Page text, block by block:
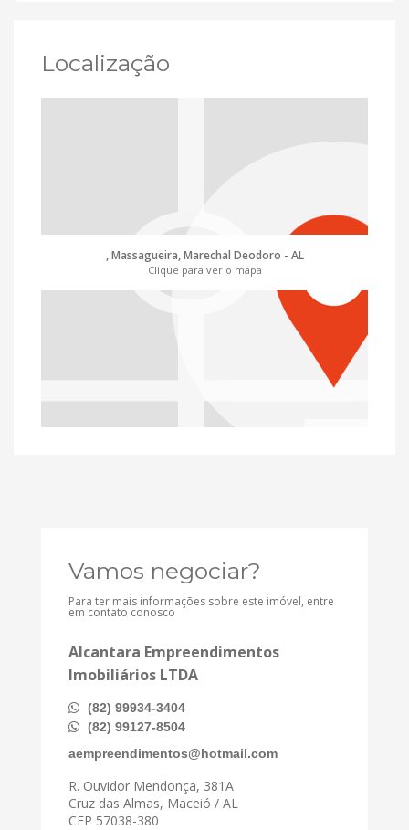
Localização
, Massagueira, Marechal Deodoro - AL
Clique para ver o mapa
Vamos negociar?
Para ter mais informações sobre este imóvel, entre
em contato conosco
Alcantara Empreendimentos
Imobiliários LTDA
(82) 99934-3404
(82) 99127-8504
aempreendimentos@hotmail.com
R. Ouvidor Mendonça, 381A
Cruz das Almas, Maceió / AL
CEP 57038-380